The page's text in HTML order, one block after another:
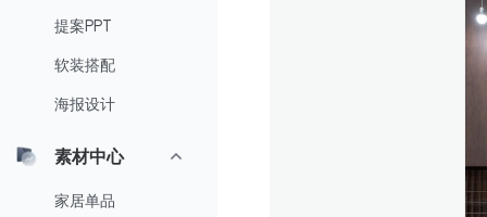
提案PPT
软装搭配
海报设计
素材中心
家居单品